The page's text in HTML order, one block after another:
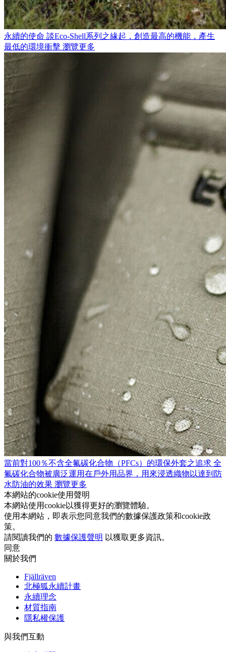
永續的使命 談Eco-Shell系列之緣起，創造最高的機能，產生
最低的環境衝擊 瀏覽更多
當前對100％不含全氟碳化合物（PFCs）的環保外套之追求 全
氟碳化合物被廣泛運用在戶外用品界，用來浸透織物以達到防
水防油的效果 瀏覽更多
本網站的cookie使用聲明
本網站使用cookie以獲得更好的瀏覽體驗。
使用本網站，即表示您同意我們的數據保護政策和cookie政
策。
請閱讀我們的 數據保護聲明 以獲取更多資訊。
同意
關於我們
Fjällräven
北極狐永續計畫
永續理念
材質指南
隱私權保護
與我們互動